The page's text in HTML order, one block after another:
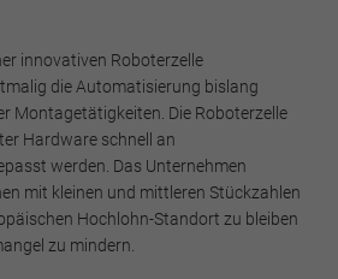
innovativen Roboterzelle
die Automatisierung bislang
Montagetätigkeiten. Die Roboterzelle
Hardware schnell an
werden. Das Unternehmen
mit kleinen und mittleren Stückzahlen
Hochlohn-Standort zu bleiben
zu mindern.
Statistik
Cookies werden verwendet, um
aktivieren. Hierbei werden können
eventuelle Drittanbieter